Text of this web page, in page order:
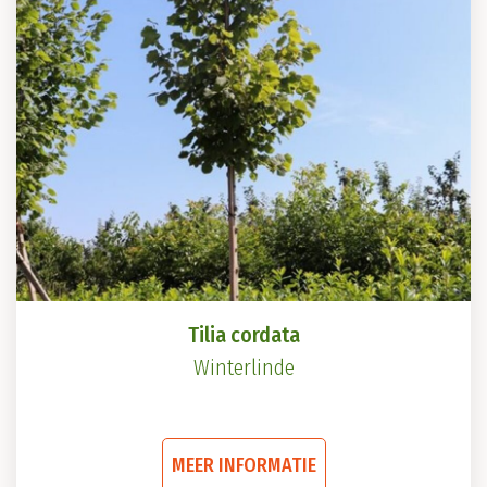
worden
op
de
productpagina
Tilia cordata
Winterlinde
MEER INFORMATIE